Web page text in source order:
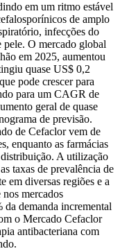
em um ritmo estável
de amplo
infecções do
pele. O mercado global
em 2025, aumentou
quase US$ 0,2
pode crescer para
para um CAGR de
geral de quase
de previsão.
de Cefaclor vem de
enquanto as farmácias
A utilização
taxas de prevalência de
em diversas regiões e a
nos mercados
demanda incremental
o Mercado Cefaclor
antibacteriana com